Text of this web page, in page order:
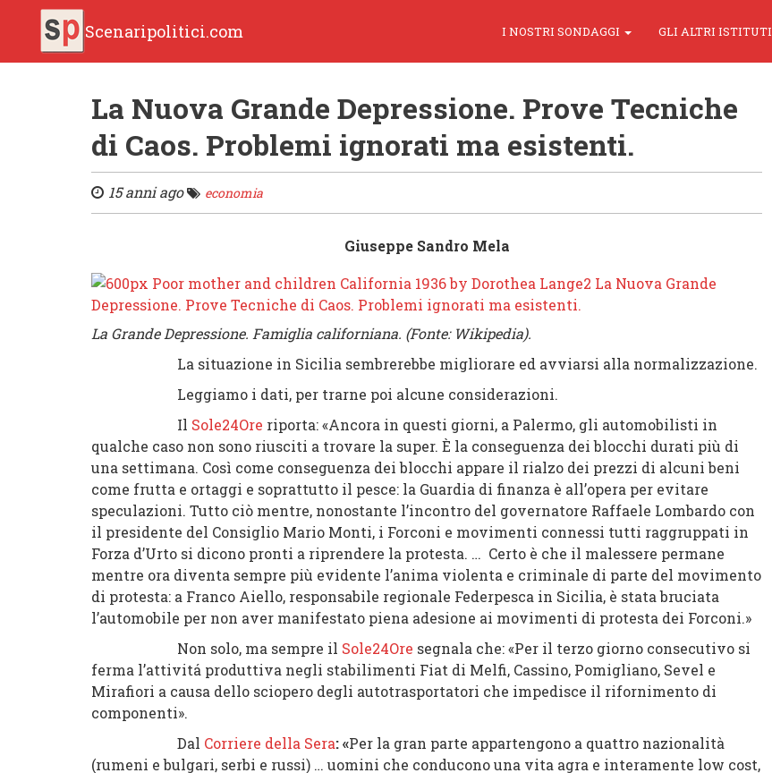
Scenaripolitici.com I NOSTRI SONDAGGI GLI ALTRI ISTITUTI
La Nuova Grande Depressione. Prove Tecniche
di Caos. Problemi ignorati ma esistenti.
15 anni ago economia
Giuseppe Sandro Mela
La Grande Depressione. Famiglia californiana. (Fonte: Wikipedia).
La situazione in Sicilia sembrerebbe migliorare ed avviarsi alla normalizzazione.
Leggiamo i dati, per trarne poi alcune considerazioni.
Il Sole24Ore riporta: «Ancora in questi giorni, a Palermo, gli automobilisti in
qualche caso non sono riusciti a trovare la super. È la conseguenza dei blocchi durati più di
una settimana. Così come conseguenza dei blocchi appare il rialzo dei prezzi di alcuni beni
come frutta e ortaggi e soprattutto il pesce: la Guardia di finanza è all’opera per evitare
speculazioni. Tutto ciò mentre, nonostante l’incontro del governatore Raffaele Lombardo con
il presidente del Consiglio Mario Monti, i Forconi e movimenti connessi tutti raggruppati in
Forza d’Urto si dicono pronti a riprendere la protesta. … Certo è che il malessere permane
mentre ora diventa sempre più evidente l’anima violenta e criminale di parte del movimento
di protesta: a Franco Aiello, responsabile regionale Federpesca in Sicilia, è stata bruciata
l’automobile per non aver manifestato piena adesione ai movimenti di protesta dei Forconi.»
Non solo, ma sempre il Sole24Ore segnala che: «Per il terzo giorno consecutivo si
ferma l’attivitá produttiva negli stabilimenti Fiat di Melfi, Cassino, Pomigliano, Sevel e
Mirafiori a causa dello sciopero degli autotrasportatori che impedisce il rifornimento di
componenti».
Dal Corriere della Sera: «Per la gran parte appartengono a quattro nazionalità
(rumeni e bulgari, serbi e russi) … uomini che conducono una vita agra e interamente low cost,